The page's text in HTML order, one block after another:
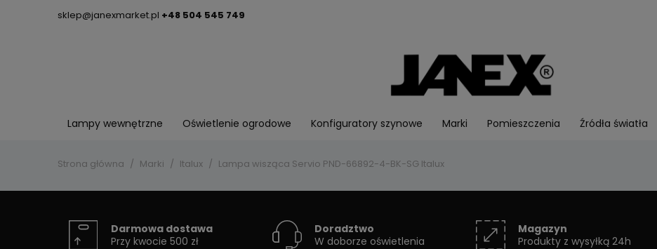
sklep@janexmarket.pl +48 504 545 749
Lampy wewnętrzne Oświetlenie ogrodowe Konfiguratory szynowe Marki Pomieszczenia Źródła światła
Strona główna Marki Italux Lampa wisząca Servio PND-66892-4-BK-SG Italux
Darmowa dostawa
Przy kwocie 500 zł
Doradztwo
W doborze oświetlenia
Magazyn
Produkty z wysyłką 24h